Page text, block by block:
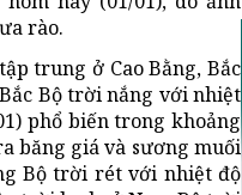
rào.
trung ở Cao Bằng, Bắc
Bộ trời nắng với nhiệt
phổ biến trong khoảng
băng giá và sương muối
Bộ trời rét với nhiệt độ